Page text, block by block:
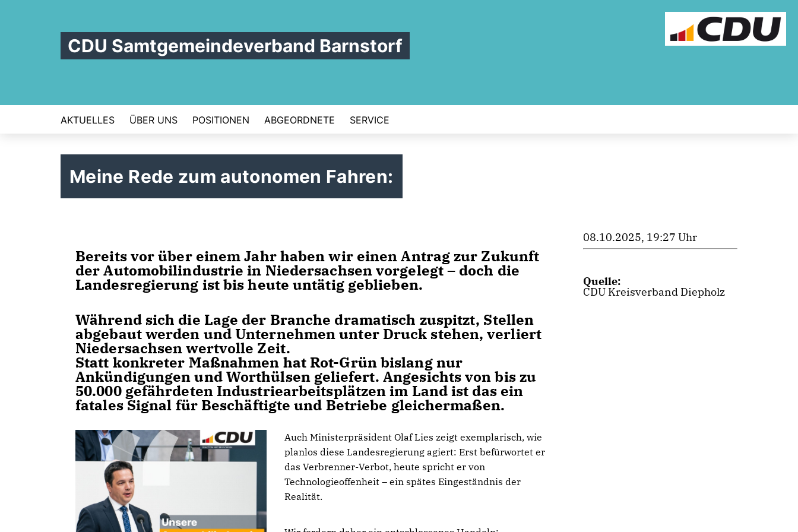
CDU Samtgemeindeverband Barnstorf
AKTUELLES ÜBER UNS POSITIONEN ABGEORDNETE SERVICE
Meine Rede zum autonomen Fahren:
Bereits vor über einem Jahr haben wir einen Antrag zur Zukunft
der Automobilindustrie in Niedersachsen vorgelegt – doch die
Landesregierung ist bis heute untätig geblieben.
Während sich die Lage der Branche dramatisch zuspitzt, Stellen
abgebaut werden und Unternehmen unter Druck stehen, verliert
Niedersachsen wertvolle Zeit.
Statt konkreter Maßnahmen hat Rot-Grün bislang nur
Ankündigungen und Worthülsen geliefert. Angesichts von bis zu
50.000 gefährdeten Industriearbeitsplätzen im Land ist das ein
fatales Signal für Beschäftigte und Betriebe gleichermaßen.
Auch Ministerpräsident Olaf Lies zeigt exemplarisch, wie
planlos diese Landesregierung agiert: Erst befürwortet er
das Verbrenner-Verbot, heute spricht er von
Technologieoffenheit – ein spätes Eingeständnis der
Realität.
08.10.2025, 19:27 Uhr
Quelle:
CDU Kreisverband Diepholz